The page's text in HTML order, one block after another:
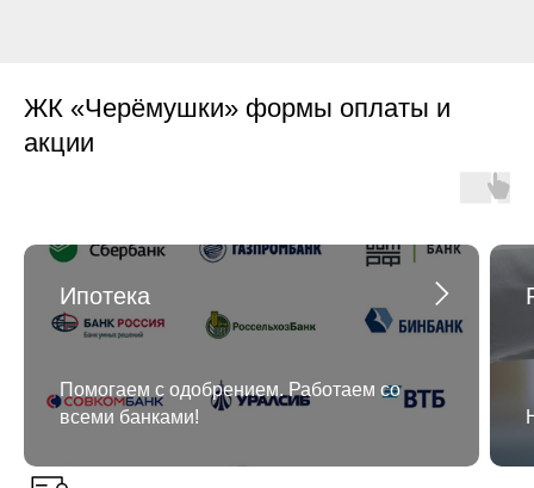
ЖК «Черёмушки» формы оплаты и
акции
Ипотека
Помогаем с одобрением. Работаем со
всеми банками!